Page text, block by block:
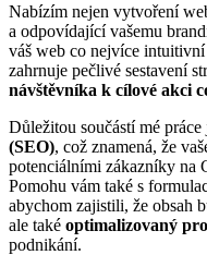
Nabízím nejen vytvoření
a odpovídající vašemu
váš web co nejvíce
zahrnuje pečlivé sestavení
návštěvníka k cílové akci
Důležitou součástí mé práce
(SEO), což znamená, že
potenciálními zákazníky na
Pomohu vám také s
abychom zajistili, že obsah
ale také optimalizovaný
podnikání.